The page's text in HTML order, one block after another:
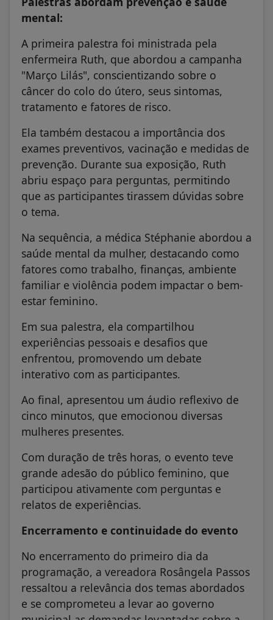
mental:
A primeira palestra foi ministrada pela
enfermeira Ruth, que abordou a campanha
"Março Lilás", conscientizando sobre o
câncer do colo do útero, seus sintomas,
tratamento e fatores de risco.
Ela também destacou a importância dos
exames preventivos, vacinação e medidas de
prevenção. Durante sua exposição, Ruth
abriu espaço para perguntas, permitindo
que as participantes tirassem dúvidas sobre
o tema.
Na sequência, a médica Stéphanie abordou a
saúde mental da mulher, destacando como
fatores como trabalho, finanças, ambiente
familiar e violência podem impactar o bem-
estar feminino.
Em sua palestra, ela compartilhou
experiências pessoais e desafios que
enfrentou, promovendo um debate
interativo com as participantes.
Ao final, apresentou um áudio reflexivo de
cinco minutos, que emocionou diversas
mulheres presentes.
Com duração de três horas, o evento teve
grande adesão do público feminino, que
participou ativamente com perguntas e
relatos de experiências.
Encerramento e continuidade do evento
No encerramento do primeiro dia da
programação, a vereadora Rosângela Passos
ressaltou a relevância dos temas abordados
e se comprometeu a levar ao governo